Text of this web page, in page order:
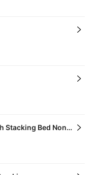
Nikko Premium Twin with Stacking Bed Non-Smoking (Triple use)